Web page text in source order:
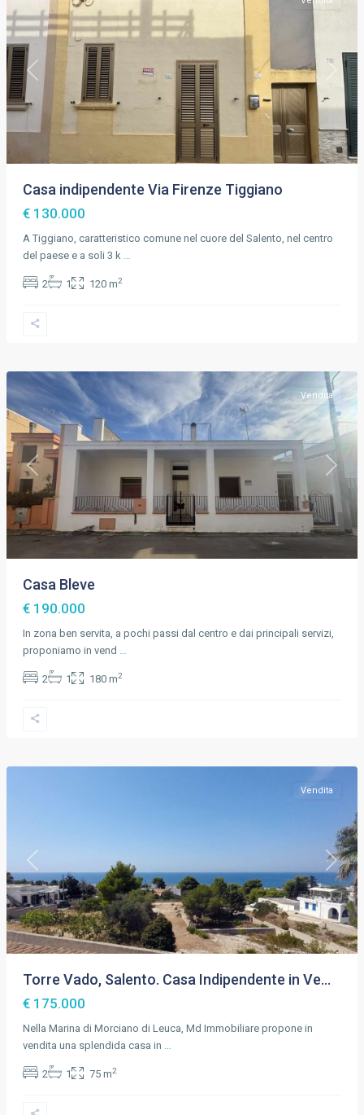
Previous Next
Casa indipendente Via Firenze Tiggiano
€ 130.000
A Tiggiano, caratteristico comune nel cuore del Salento, nel centro
del paese e a soli 3 k …
2 1 120 m2
Previous Next
Vendita
Casa Bleve
€ 190.000
In zona ben servita, a pochi passi dal centro e dai principali servizi,
proponiamo in vend …
2 1 180 m2
Torre
Previous Next
Vendita
Torre Vado, Salento. Casa Indipendente in Ve...
€ 175.000
Nella Marina di Morciano di Leuca, Md Immobiliare propone in
vendita una splendida casa in …
2 1 75 m2
Presicce